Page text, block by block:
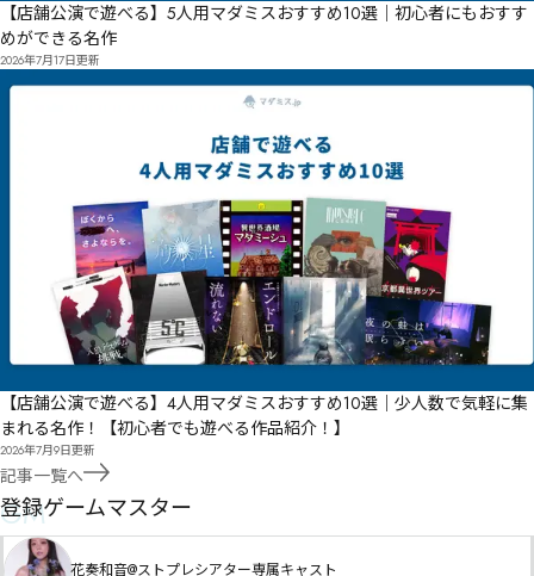
【店舗公演で遊べる】5人用マダミスおすすめ10選｜初心者にもおすす
めができる名作
2026年7月17日更新
【店舗公演で遊べる】4人用マダミスおすすめ10選｜少人数で気軽に集
まれる名作！【初心者でも遊べる作品紹介！】
2026年7月9日更新
記事一覧へ
GM
登録ゲームマスター
花奏和音@ストプレシアター専属キャスト